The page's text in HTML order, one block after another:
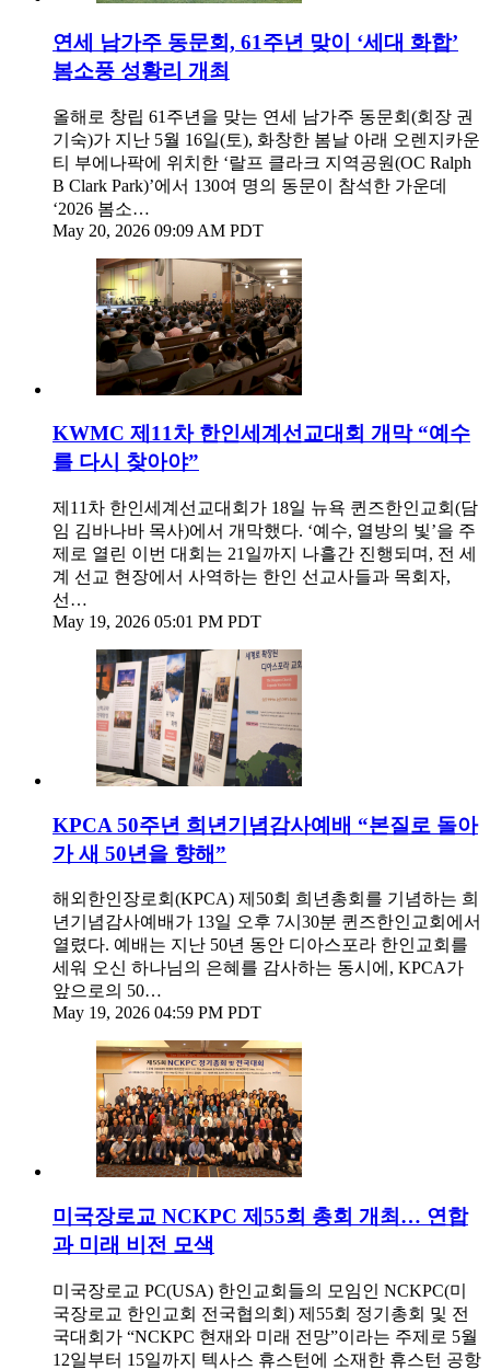
연세 남가주 동문회, 61주년 맞이 ‘세대 화합’
봄소풍 성황리 개최
올해로 창립 61주년을 맞는 연세 남가주 동문회(회장 권
기숙)가 지난 5월 16일(토), 화창한 봄날 아래 오렌지카운
티 부에나팍에 위치한 ‘랄프 클라크 지역공원(OC Ralph
B Clark Park)’에서 130여 명의 동문이 참석한 가운데
‘2026 봄소…
May 20, 2026 09:09 AM PDT
KWMC 제11차 한인세계선교대회 개막 “예수
를 다시 찾아야”
제11차 한인세계선교대회가 18일 뉴욕 퀸즈한인교회(담
임 김바나바 목사)에서 개막했다. ‘예수, 열방의 빛’을 주
제로 열린 이번 대회는 21일까지 나흘간 진행되며, 전 세
계 선교 현장에서 사역하는 한인 선교사들과 목회자,
선…
May 19, 2026 05:01 PM PDT
KPCA 50주년 희년기념감사예배 “본질로 돌아
가 새 50년을 향해”
해외한인장로회(KPCA) 제50회 희년총회를 기념하는 희
년기념감사예배가 13일 오후 7시30분 퀸즈한인교회에서
열렸다. 예배는 지난 50년 동안 디아스포라 한인교회를
세워 오신 하나님의 은혜를 감사하는 동시에, KPCA가
앞으로의 50…
May 19, 2026 04:59 PM PDT
미국장로교 NCKPC 제55회 총회 개최… 연합
과 미래 비전 모색
미국장로교 PC(USA) 한인교회들의 모임인 NCKPC(미
국장로교 한인교회 전국협의회) 제55회 정기총회 및 전
국대회가 “NCKPC 현재와 미래 전망”이라는 주제로 5월
12일부터 15일까지 텍사스 휴스턴에 소재한 휴스턴 공항